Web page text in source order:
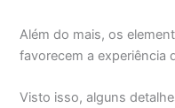
Além do mais, os
favorecem a experiência
Visto isso, alguns